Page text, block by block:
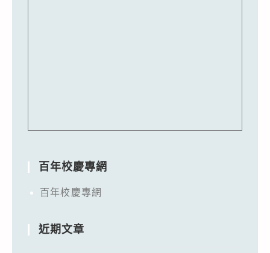
百年校慶專網
百年校慶專網
近期文章